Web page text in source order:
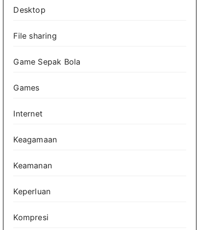
Desktop
File sharing
Game Sepak Bola
Games
Internet
Keagamaan
Keamanan
Keperluan
Kompresi